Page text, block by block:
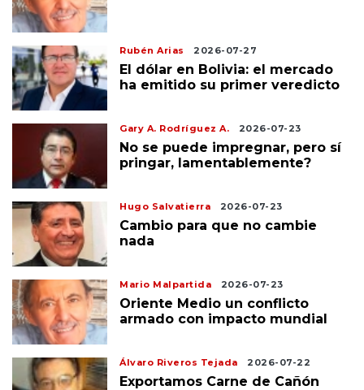
Rubén Arias 2026-07-27
El dólar en Bolivia: el mercado
ha emitido su primer veredicto
Gary A. Rodríguez A. 2026-07-23
No se puede impregnar, pero sí
pringar, lamentablemente?
Hugo Salvatierra 2026-07-23
Cambio para que no cambie
nada
Mario Malpartida 2026-07-23
Oriente Medio un conflicto
armado con impacto mundial
Álvaro Riveros Tejada 2026-07-22
Exportamos Carne de Cañón